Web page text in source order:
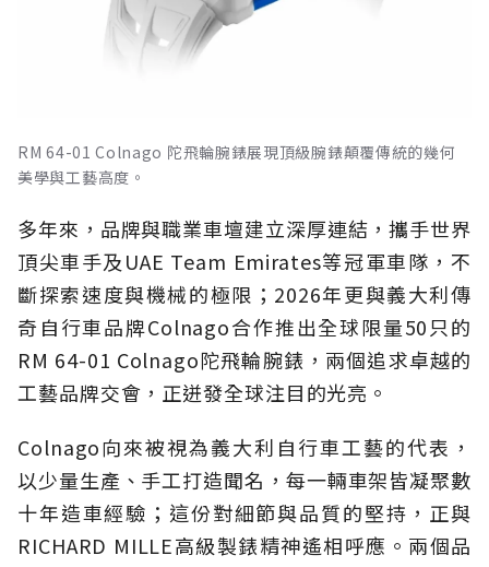
RM 64-01 Colnago 陀飛輪腕錶展現頂級腕錶顛覆傳統的幾何
美學與工藝高度。
多年來，品牌與職業車壇建立深厚連結，攜手世界
頂尖車手及UAE Team Emirates等冠軍車隊，不
斷探索速度與機械的極限；2026年更與義大利傳
奇自行車品牌Colnago合作推出全球限量50只的
RM 64-01 Colnago陀飛輪腕錶，兩個追求卓越的
工藝品牌交會，正迸發全球注目的光亮。
Colnago向來被視為義大利自行車工藝的代表，
以少量生產、手工打造聞名，每一輛車架皆凝聚數
十年造車經驗；這份對細節與品質的堅持，正與
RICHARD MILLE高級製錶精神遙相呼應。兩個品